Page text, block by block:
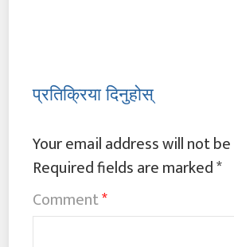
प्रतिक्रिया दिनुहोस्
Your email address will not
Required fields are marked*
Comment*